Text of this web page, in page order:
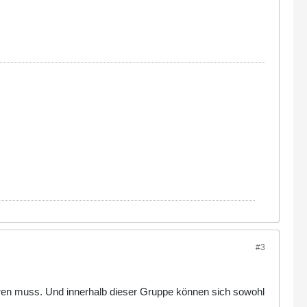
#3
muss. Und innerhalb dieser Gruppe können sich sowohl